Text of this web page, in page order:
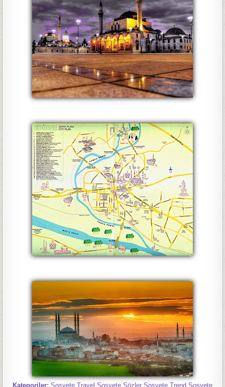
Kategoriler: Sosyete Travel Sosyete Sözler Sosyete Trend Sosyete